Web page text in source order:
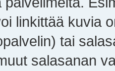
linkittää kuvia
tai
salasanan